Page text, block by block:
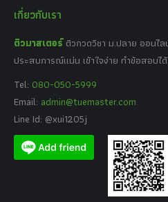
เกี่ยวกับเรา
ติวมาสเตอร์ ติวกวดวิชา ม.ปลาย ออนไ
ประสบการณ์แน่น เข้าใจง่าย ทำข้อสอบได้
Tel: 080-050-5999
Email: admin@tuemaster.com
Line Id: @xui1205j